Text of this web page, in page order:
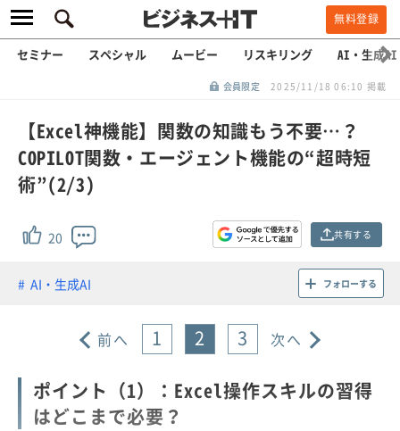
無料登録
セミナー スペシャル ムービー リスキリング AI・生成AI
会員限定 2025/11/18 06:10 掲載
【Excel神機能】関数の知識もう不要…？
COPILOT関数・エージェント機能の“超時短
術”(2/3)
20 共有する
AI・生成AI フォローする
前へ 1 2 3 次へ
ポイント（1）：Excel操作スキルの習得
はどこまで必要？